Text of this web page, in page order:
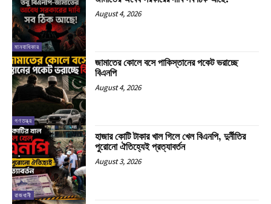
মানবাধিকার
August 4, 2026
গণতন্ত্র
জামাতের কোলে বসে পাকিস্তানের পকেট ভরাচ্ছে
বিএনপি
August 4, 2026
রাজধানী
হাজার কোটি টাকার খাল গিলে খেল বিএনপি, দুর্নীতির
পুরোনো ঐতিহ্যেই প্রত্যাবর্তন
August 3, 2026